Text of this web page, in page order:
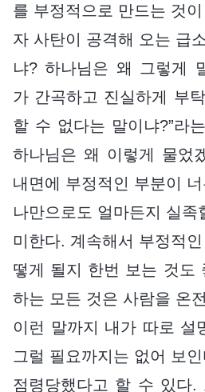
를 부정적으로 만드는 것
자 사탄이 공격해 오는 급
냐? 하나님은 왜 그렇게
가 간곡하고 진실하게 부
할 수 없다는 말이냐?”라
하나님은 왜 이렇게 물었
내면에 부정적인 부분이
나만으로도 얼마든지 실족
미한다. 계속해서 부정적
떻게 될지 한번 보는 것도
하는 모든 것은 사람을 온
이런 말까지 내가 따로 설
그럴 필요까지는 없어 보
점령당했다고 할 수 있다.